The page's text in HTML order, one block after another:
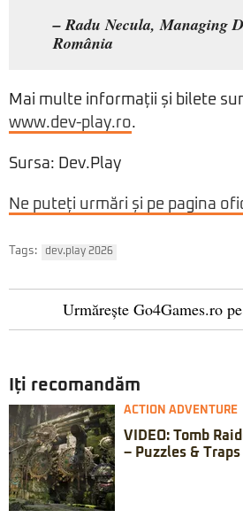
– Radu Necula, Managing
România
Mai multe informații și bilete
www.dev-play.ro.
Sursa: Dev.Play
Ne puteți urmări și pe pagina
Tags: dev.play 2026
Urmărește Go4Games.ro pe
Iți recomandăm
ACTION ADVENTURE
VIDEO: Tomb
– Puzzles & Traps